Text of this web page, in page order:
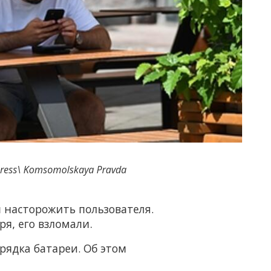
Komsomolskaya Pravda
пользователя.
его взломали.
батареи. Об этом